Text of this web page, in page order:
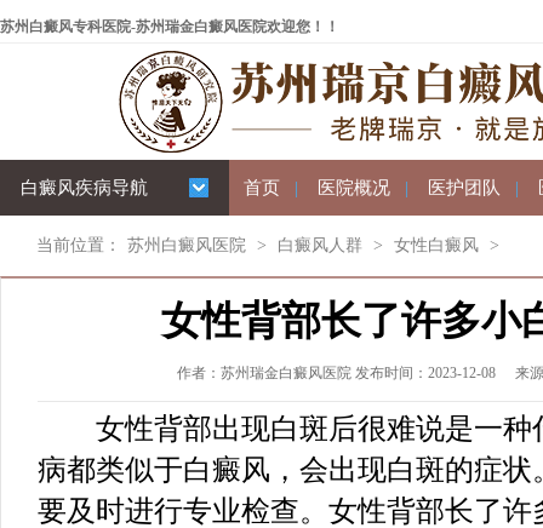
苏州白癜风专科医院-苏州瑞金白癜风医院欢迎您！！
白癜风疾病导航 首页 | 医院概况 | 医护团队 |
当前位置： 苏州白癜风医院 > 白癜风人群 > 女性白癜风 >
女性背部长了许多小
作者：苏州瑞金白癜风医院 发布时间：2023-12-08 来
女性背部出现白斑后很难说是一种
病都类似于白癜风，会出现白斑的症
要及时进行专业检查。女性背部长了许